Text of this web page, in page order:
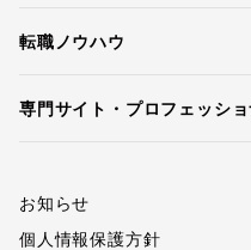
転職ノウハウ
専門サイト・プロフェッシ
お知らせ
個人情報保護方針